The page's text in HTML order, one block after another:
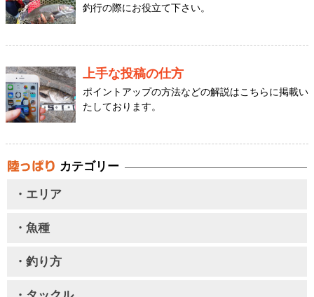
釣行の際にお役立て下さい。
上手な投稿の仕方
ポイントアップの方法などの解説はこちらに掲載い
たしております。
カテゴリー
・エリア
・魚種
・釣り方